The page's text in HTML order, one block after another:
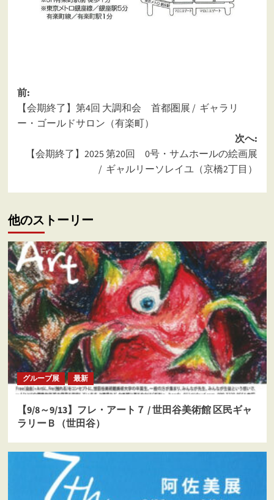
投
稿
ビ
ー
シ
ョ
ン
前:
【会期終了】第4回 大調和会 首都圏展 / ギャラリ
ー・ゴールドサロン（有楽町）
次へ:
【会期終了】2025 第20回 0号・サムホールの絵画展
/ ギャルリーソレイユ（京橋2丁目）
他のストーリー
グループ展 最新
【9/8～9/13】フレ・アート７ / 世田谷美術館 区民ギャ
ラリーＢ（世田谷）